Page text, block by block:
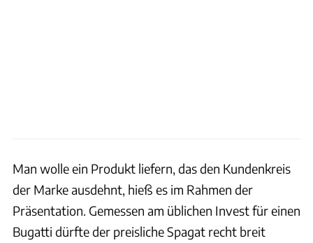
Man wolle ein Produkt liefern, das den Kundenkreis
der Marke ausdehnt, hieß es im Rahmen der
Präsentation. Gemessen am üblichen Invest für einen
Bugatti dürfte der preisliche Spagat recht breit